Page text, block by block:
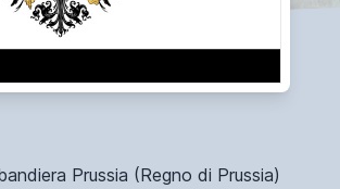
Prussia (Regno di Prussia)